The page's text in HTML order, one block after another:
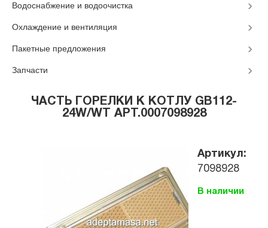
ЧАСТЬ ГОРЕЛКИ К КОТЛУ GB112-
24W/WT АРТ.0007098928
Артикул:
7098928
В наличии
Водоснабжение и водоочистка
Охлаждение и вентиляция
Пакетные предложения
Запчасти